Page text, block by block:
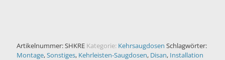
Artikelnummer:SHKRE Kategorie: Kehrsaugdosen Schlagwörter:
Montage,Sonstiges, Kehrleisten-Saugdosen, Disan, Installation